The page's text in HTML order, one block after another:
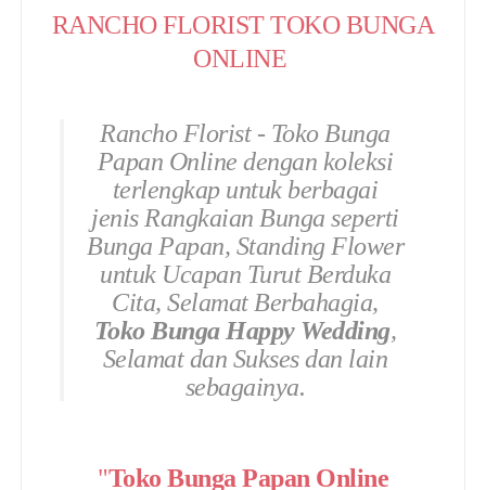
RANCHO FLORIST TOKO BUNGA
ONLINE
Rancho Florist - Toko Bunga
Papan Online dengan koleksi
terlengkap untuk berbagai
jenis Rangkaian Bunga seperti
Bunga Papan, Standing Flower
untuk Ucapan Turut Berduka
Cita, Selamat Berbahagia,
Toko Bunga Happy Wedding,
Selamat dan Sukses dan lain
sebagainya.
"Toko Bunga Papan Online